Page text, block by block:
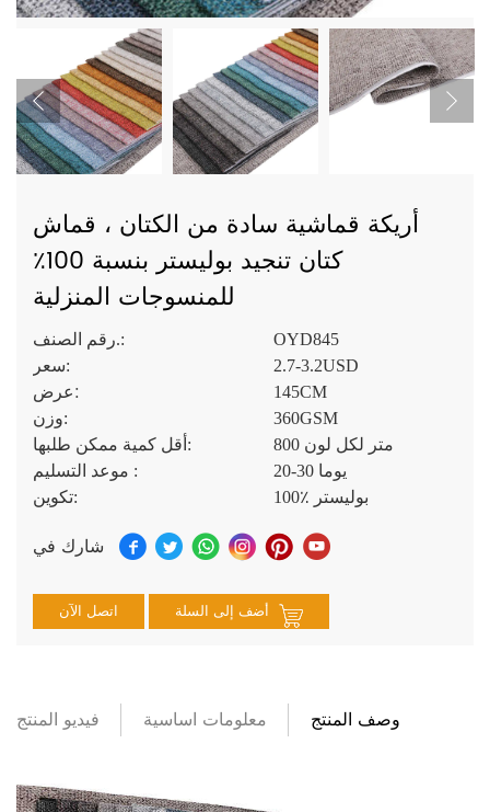
أريكة قماشية سادة من الكتان ، قماش
كتان تنجيد بوليستر بنسبة 100٪
للمنسوجات المنزلية
رقم الصنف.:
OYD845
سعر:
2.7-3.2USD
عرض:
145CM
وزن:
360GSM
أقل كمية ممكن طلبها:
800 متر لكل لون
موعد التسليم :
20-30 يوما
تكوين:
100٪ بوليستر
شارك في
اتصل الآن
وصف المنتج معلومات اساسية فيديو المنتج